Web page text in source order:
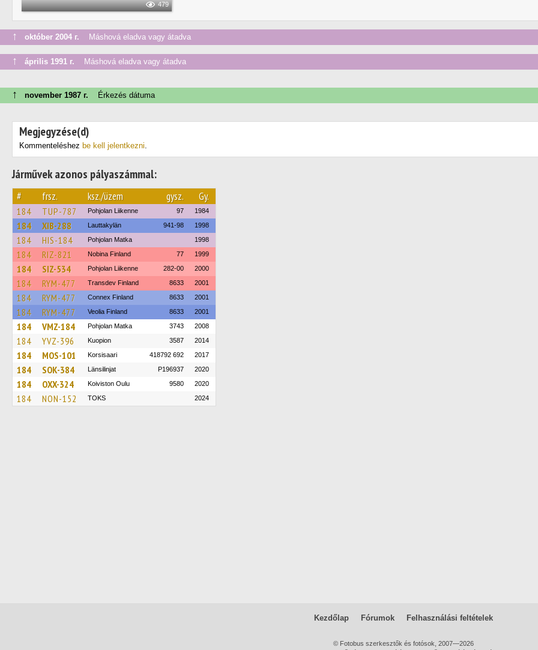
479
↑ október 2004 г. Máshová eladva vagy átadva
↑ április 1991 г. Máshová eladva vagy átadva
↑ november 1987 г. Érkezés dátuma
Megjegyzése(d)
Kommenteléshez be kell jelentkezni.
Járművek azonos pályaszámmal:
# frsz. ksz./üzem gysz. Gy.
184 TUP-787 Pohjolan Liikenne 97 1984
184 XIB-288 Lauttakylän 941-98 1998
184 HIS-184 Pohjolan Matka 1998
184 RIZ-821 Nobina Finland 77 1999
184 SIZ-534 Pohjolan Liikenne 282-00 2000
184 RYM-477 Transdev Finland 8633 2001
184 RYM-477 Connex Finland 8633 2001
184 RYM-477 Veolia Finland 8633 2001
184 VMZ-184 Pohjolan Matka 3743 2008
184 YVZ-396 Kuopion 3587 2014
184 MOS-101 Korsisaari 418792 692 2017
184 SOK-384 Länsilinjat P196937 2020
184 OXX-324 Koiviston Oulu 9580 2020
184 NON-152 TOKS 2024
Kezdőlap Fórumok Felhasználási feltételek
© Fotobus szerkesztők és fotósok, 2007—2026